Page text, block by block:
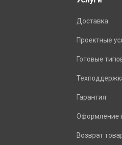
Доставка
Проектные
Готовые
Гарантия
Оформление
Возврат